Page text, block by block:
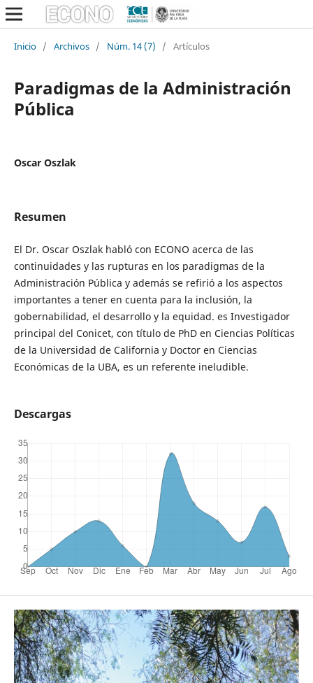
Inicio / Archivos / Núm. 14 (7) / Artículos
Paradigmas de la Administración
Pública
Oscar Oszlak
Resumen
El Dr. Oscar Oszlak habló con ECONO acerca de las
continuidades y las rupturas en los paradigmas de la
Administración Pública y además se refirió a los aspectos
importantes a tener en cuenta para la inclusión, la
gobernabilidad, el desarrollo y la equidad. es Investigador
principal del Conicet, con título de PhD en Ciencias Políticas
de la Universidad de California y Doctor en Ciencias
Económicas de la UBA, es un referente ineludible.
Descargas